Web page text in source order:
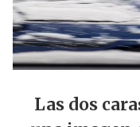
Las dos